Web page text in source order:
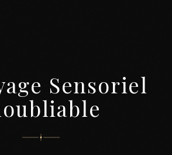
Sensoriel